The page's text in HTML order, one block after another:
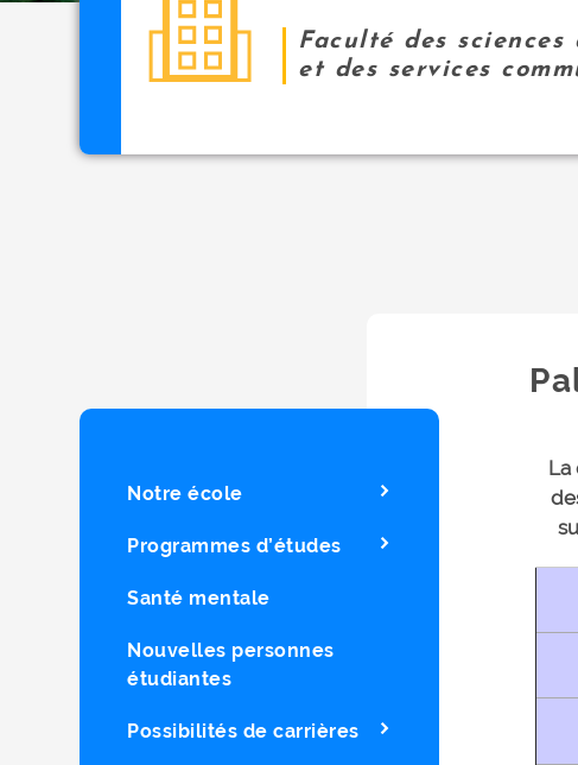
Faculté des
et des services
Notre école
Programmes d’études
Santé mentale
Nouvelles personnes
étudiantes
Possibilités de carrières
La